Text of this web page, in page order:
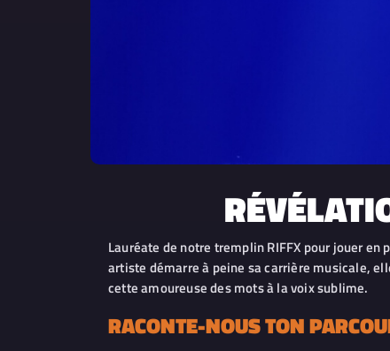
Lauréate de notre tremplin RIFFX pour jouer
artiste démarre à peine sa carrière musicale,
cette amoureuse des mots à la voix sublime.
RACONTE-NOUS TON